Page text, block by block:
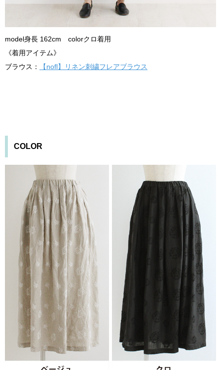
model身長 162cm colorクロ着用
《着用アイテム》
ブラウス：
【nofl】リネン刺繍フレアブラウス
COLOR